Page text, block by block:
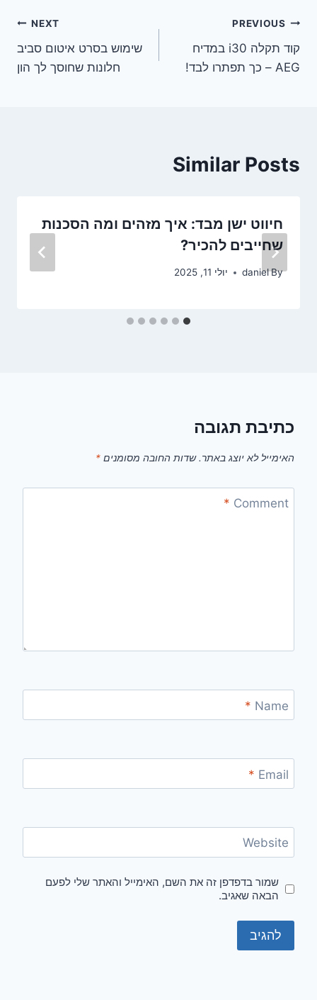
ניווט
PREVIOUS
קוד תקלה i30 במדיח
AEG – כך תפתרו לבד!
NEXT
שימוש בסרט איטום סביב
חלונות שחוסך לך הון
Similar Posts
חיווט ישן מבד: איך מזהים ומה הסכנות
שחייבים להכיר?
By
daniel יולי 11, 2025
כתיבת תגובה
האימייל לא יוצג באתר. שדות החובה מסומנים *
Comment
*
Name
*
Email
*
Website
שמור בדפדפן זה את השם, האימייל והאתר שלי לפעם
הבאה שאגיב.